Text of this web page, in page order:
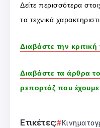
Δείτε περισσότερα
τα τεχνικά
Διαβάστε την κριτική
Διαβάστε τα άρθρα
ρεπορτάζ που έχουμε
Ετικέτες: